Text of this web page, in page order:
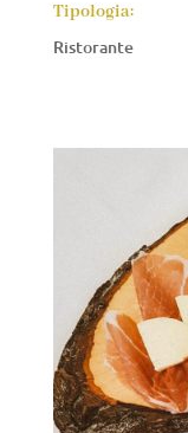
Tipologia:
Ristorante